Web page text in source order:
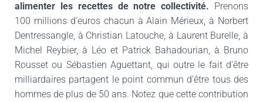
alimenter les recettes de notre collectivité. Prenons
100 millions d’euros chacun à Alain Mérieux, à Norbert
Dentressangle, à Christian Latouche, à Laurent Burelle, à
Michel Reybier, à Léo et Patrick Bahadourian, à Bruno
Rousset ou Sébastien Aguettant, qui outre le fait d’être
milliardaires partagent le point commun d’être tous des
hommes de plus de 50 ans. Notez que cette contribution